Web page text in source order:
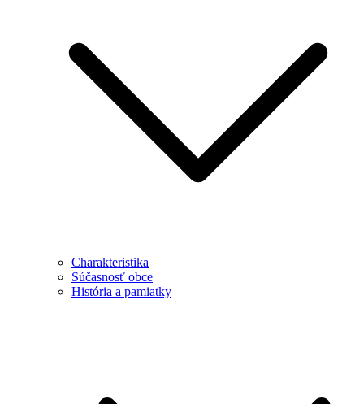
Charakteristika
Súčasnosť obce
História a pamiatky